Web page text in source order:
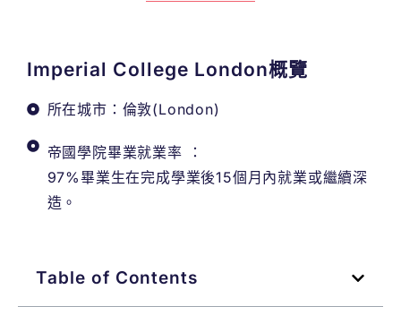
Imperial College London概覽
所在城市：倫敦(London)
帝國學院畢業就業率 ：
97%畢業生在完成學業後15個月內就業或繼續深
造。
Table of Contents